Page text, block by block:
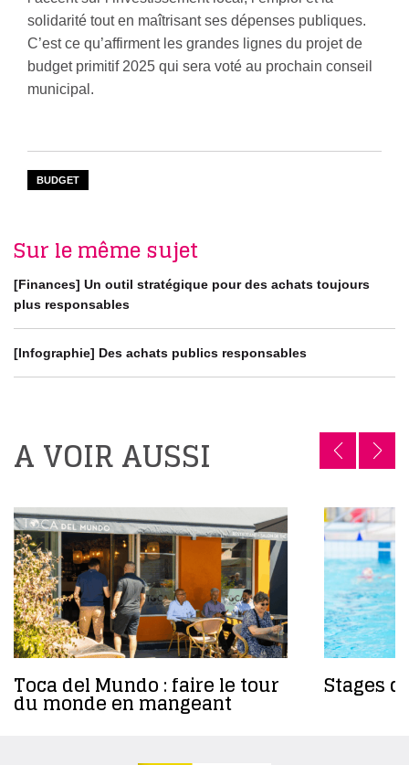
solidarité tout en maîtrisant ses dépenses publiques.
C’est ce qu’affirment les grandes lignes du projet de
budget primitif 2025 qui sera voté au prochain conseil
municipal.
BUDGET
Sur le même sujet
[Finances] Un outil stratégique pour des achats toujours
plus responsables
[Infographie] Des achats publics responsables
A VOIR AUSSI
Toca del Mundo : faire le tour
du monde en mangeant
Stages